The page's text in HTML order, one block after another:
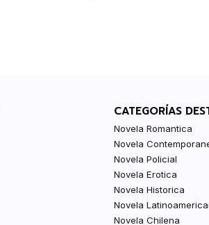
CATEGORÍAS
Novela Romantica
Novela
Novela Policial
Novela Erotica
Novela Historica
Novela
Novela Chilena